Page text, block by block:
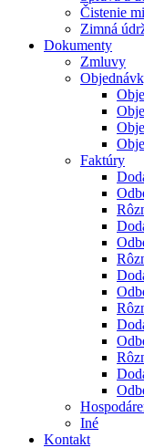
Čistenie
Zimná
Dokumenty
Zmluvy
Faktúry
Iné
Kontakt